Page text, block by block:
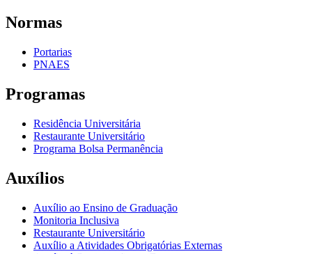
Normas
Portarias
PNAES
Programas
Residência Universitária
Restaurante Universitário
Programa Bolsa Permanência
Auxílios
Auxílio ao Ensino de Graduação
Monitoria Inclusiva
Restaurante Universitário
Auxílio a Atividades Obrigatórias Externas